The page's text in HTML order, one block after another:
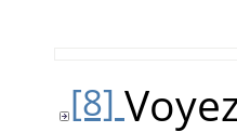
[8]